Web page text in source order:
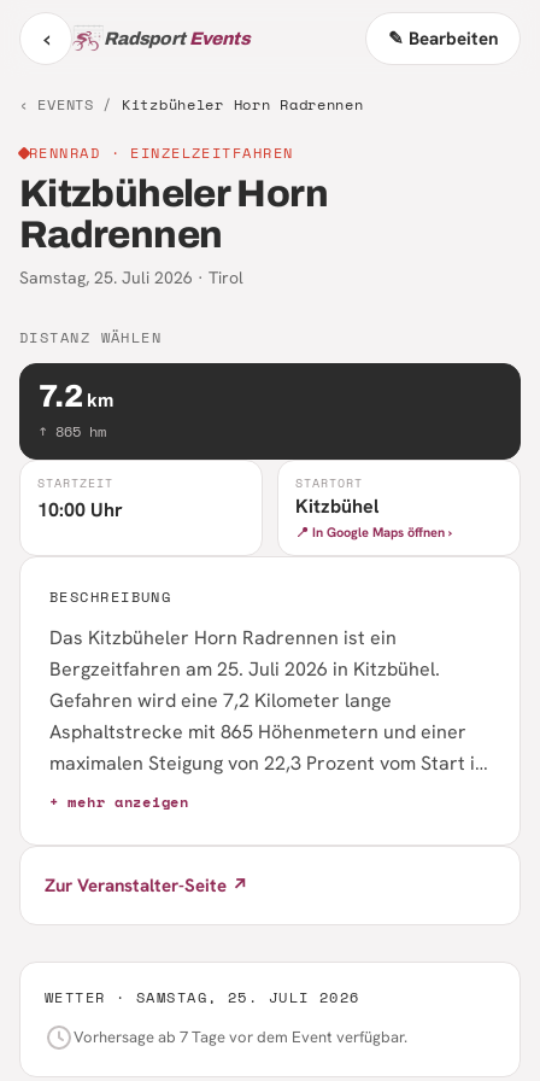
‹ RadsportEvents ✎ Bearbeiten
‹ EVENTS / Kitzbüheler Horn Radrennen
RENNRAD · EINZELZEITFAHREN
Kitzbüheler Horn
Radrennen
Samstag, 25. Juli 2026 · Tirol
STARTZEIT
10:00 Uhr
STARTORT
Kitzbühel
📍 In Google Maps öffnen ›
DISTANZ WÄHLEN
7.2 km
↑ 865 hm
BESCHREIBUNG
Das Kitzbüheler Horn Radrennen ist ein
Bergzeitfahren am 25. Juli 2026 in Kitzbühel.
Gefahren wird eine 7,2 Kilometer lange
Asphaltstrecke mit 865 Höhenmetern und einer
maximalen Steigung von 22,3 Prozent vom Start in
Höglern bis zum Ziel am Alpenhaus. Angeboten
erfolgt ab 10:00 Uhr im Einzelzeitfahr-Modus mit
20-Sekunden-Intervallen; für Teilnehmer ist die
+ mehr anzeigen
Zur Veranstalter-Seite ↗
WETTER · SAMSTAG, 25. JULI 2026
Vorhersage ab 7 Tage vor dem Event verfügbar.